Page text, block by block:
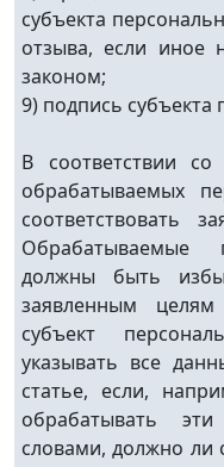
субъекта
отзыва, если иное
законом;
9) подпись
В соответствии
обрабатываемых
соответствовать
должны быть
заявленным
субъект
указывать все
статье, если,
обрабатывать
словами, должно ли